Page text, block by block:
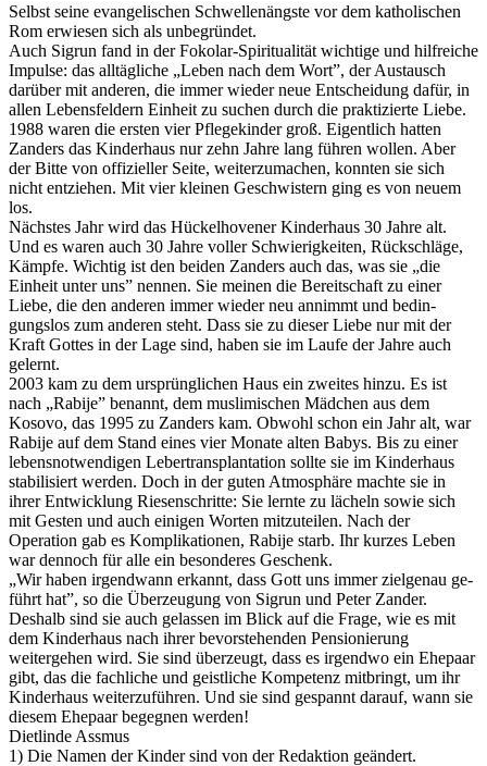
Selbst seine evangelischen Schwel­lenängste vor dem katholischen
Rom erwiesen sich als unbegründet.
Auch Sigrun fand in der Fokolar-Spiritualität wichtige und hilf­reiche
Impulse: das alltägliche „Leben nach dem Wort”, der Aus­tausch
darüber mit anderen, die immer wieder neue Entscheidung dafür, in
allen Lebensfeldern Ein­heit zu suchen durch die prakti­zierte Liebe.
1988 waren die ersten vier Pfle­gekinder groß. Eigentlich hatten
Zanders das Kinderhaus nur zehn Jahre lang führen wollen. Aber
der Bitte von offizieller Seite, weiter­zumachen, konnten sie sich
nicht entziehen. Mit vier kleinen Ge­schwistern ging es von neuem
los.
Nächstes Jahr wird das Hückelhovener Kinderhaus 30 Jahre alt.
Und es waren auch 30 Jahre voller Schwierigkeiten, Rückschläge,
Kämpfe. Wichtig ist den beiden Zanders auch das, was sie „die
Einheit unter uns” nennen. Sie meinen die Bereitschaft zu einer
Liebe, die den anderen immer wieder neu annimmt und bedin­
gungslos zum anderen steht. Dass sie zu dieser Liebe nur mit der
Kraft Gottes in der Lage sind, haben sie im Laufe der Jahre auch
gelernt.
2003 kam zu dem ursprünglichen Haus ein zweites hinzu. Es ist
nach „Rabije” benannt, dem muslimi­schen Mädchen aus dem
Kosovo, das 1995 zu Zanders kam. Obwohl schon ein Jahr alt, war
Rabije auf dem Stand eines vier Monate alten Babys. Bis zu einer
lebensnotwen­digen Lebertransplantation sollte sie im Kinderhaus
stabilisiert werden. Doch in der guten Atmo­sphäre machte sie in
ihrer Ent­wicklung Riesenschritte: Sie lernte zu lächeln sowie sich
mit Gesten und auch einigen Worten mitzu­teilen. Nach der
Operation gab es Komplikationen, Rabije starb. Ihr kurzes Leben
war dennoch für alle ein besonderes Geschenk.
„Wir haben irgendwann erkannt, dass Gott uns immer zielgenau ge­
führt hat”, so die Überzeugung von Sigrun und Peter Zander.
Deshalb sind sie auch gelassen im Blick auf die Frage, wie es mit
dem Kinder­haus nach ihrer bevorstehenden Pensionierung
weitergehen wird. Sie sind überzeugt, dass es ir­gendwo ein Ehepaar
gibt, das die fachliche und geistliche Kompe­tenz mitbringt, um ihr
Kinderhaus weiterzuführen. Und sie sind ge­spannt darauf, wann sie
diesem Ehepaar begegnen werden!
Dietlinde Assmus
1) Die Namen der Kinder sind von der Redak­tion geändert.